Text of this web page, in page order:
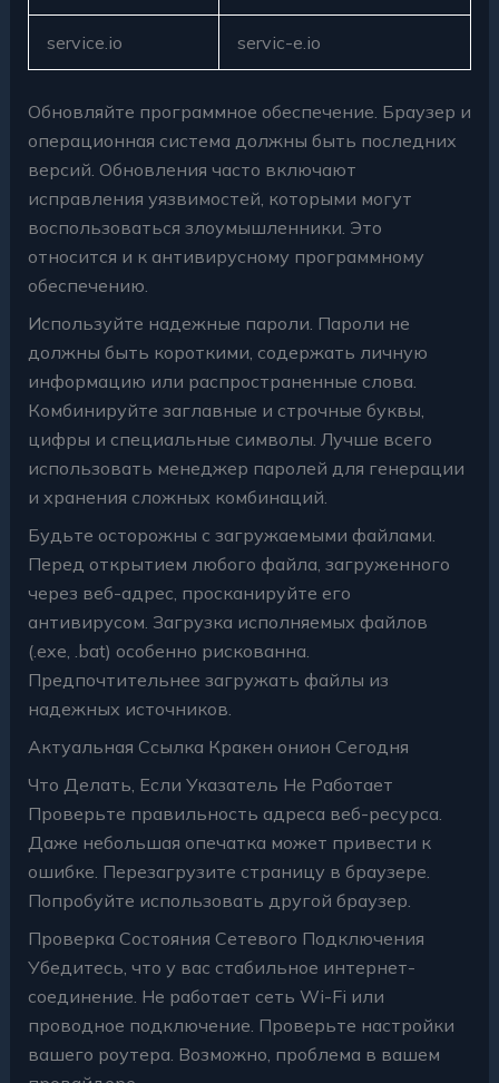
service.io servic-e.io
Обновляйте программное обеспечение. Браузер и
операционная система должны быть последних
версий. Обновления часто включают
исправления уязвимостей, которыми могут
воспользоваться злоумышленники. Это
относится и к антивирусному программному
обеспечению.
Используйте надежные пароли. Пароли не
должны быть короткими, содержать личную
информацию или распространенные слова.
Комбинируйте заглавные и строчные буквы,
цифры и специальные символы. Лучше всего
использовать менеджер паролей для генерации
и хранения сложных комбинаций.
Будьте осторожны с загружаемыми файлами.
Перед открытием любого файла, загруженного
через веб-адрес, просканируйте его
антивирусом. Загрузка исполняемых файлов
(.exe, .bat) особенно рискованна.
Предпочтительнее загружать файлы из
надежных источников.
Актуальная Ссылка Кракен онион Сегодня
Что Делать, Если Указатель Не Работает
Проверьте правильность адреса веб-ресурса.
Даже небольшая опечатка может привести к
ошибке. Перезагрузите страницу в браузере.
Попробуйте использовать другой браузер.
Проверка Состояния Сетевого Подключения
Убедитесь, что у вас стабильное интернет-
соединение. Не работает сеть Wi-Fi или
проводное подключение. Проверьте настройки
вашего роутера. Возможно, проблема в вашем